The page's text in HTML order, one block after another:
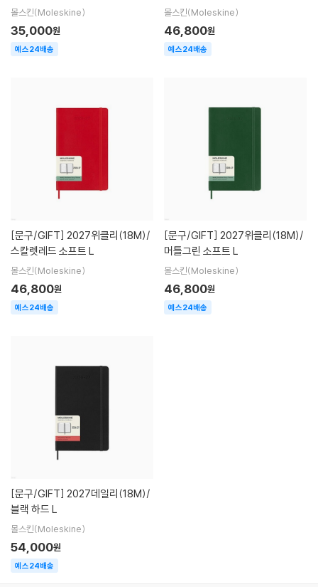
몰스킨(Moleskine)
35,000원
예스24배송
몰스킨(Moleskine)
46,800원
예스24배송
[문구/GIFT]
스칼렛레드 소프트 L
몰스킨(Moleskine)
46,800원
예스24배송
[문구/GIFT]
머틀그린 소프트 L
몰스킨(Moleskine)
46,800원
예스24배송
[문구/GIFT]
블랙 하드 L
몰스킨(Moleskine)
54,000원
예스24배송